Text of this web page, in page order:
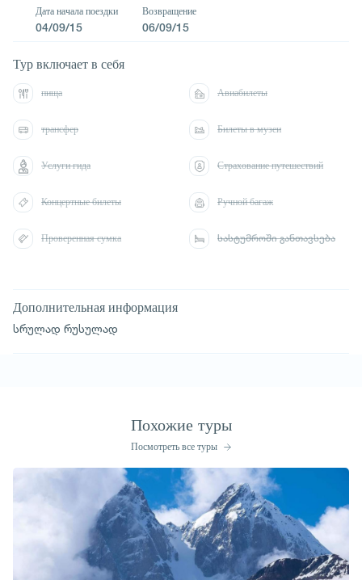
Дата начала поездки
04/09/15
Возвращение
06/09/15
Дополнительная информация
სრულად რუსულად
Тур включает в себя
пища Авиабилеты
трансфер Билеты в музеи
Услуги гида Страхование путешествий
Концертные билеты Ручной багаж
Проверенная сумка სასტუმროში განთავსება
Похожие туры
Посмотреть все туры